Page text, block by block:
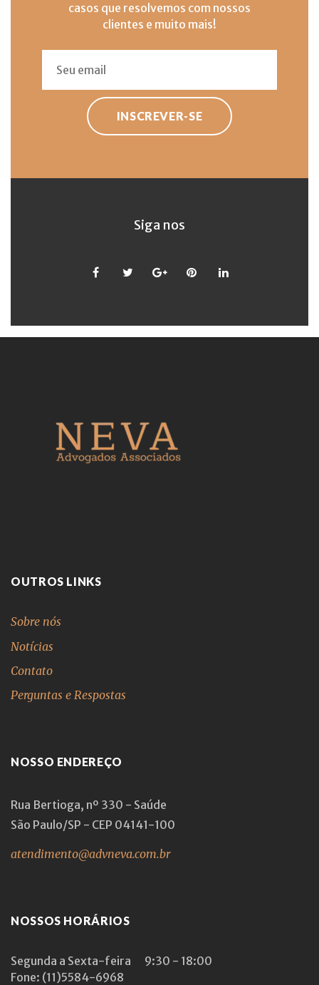
casos que resolvemos com nossos
clientes e muito mais!
INSCREVER-SE
Siga nos
OUTROS LINKS
Sobre nós
Notícias
Contato
Perguntas e Respostas
NOSSO ENDEREÇO
Rua Bertioga, nº 330 - Saúde
São Paulo/SP - CEP 04141-100
atendimento@advneva.com.br
NOSSOS HORÁRIOS
Segunda a Sexta-feira
9:30 - 18:00
Fone: (11)5584-6968